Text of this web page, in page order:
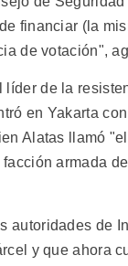
financiar (la
de votación",
líder de la
en Yakarta
Alatas llamó
armada
autoridades de
y que ahora